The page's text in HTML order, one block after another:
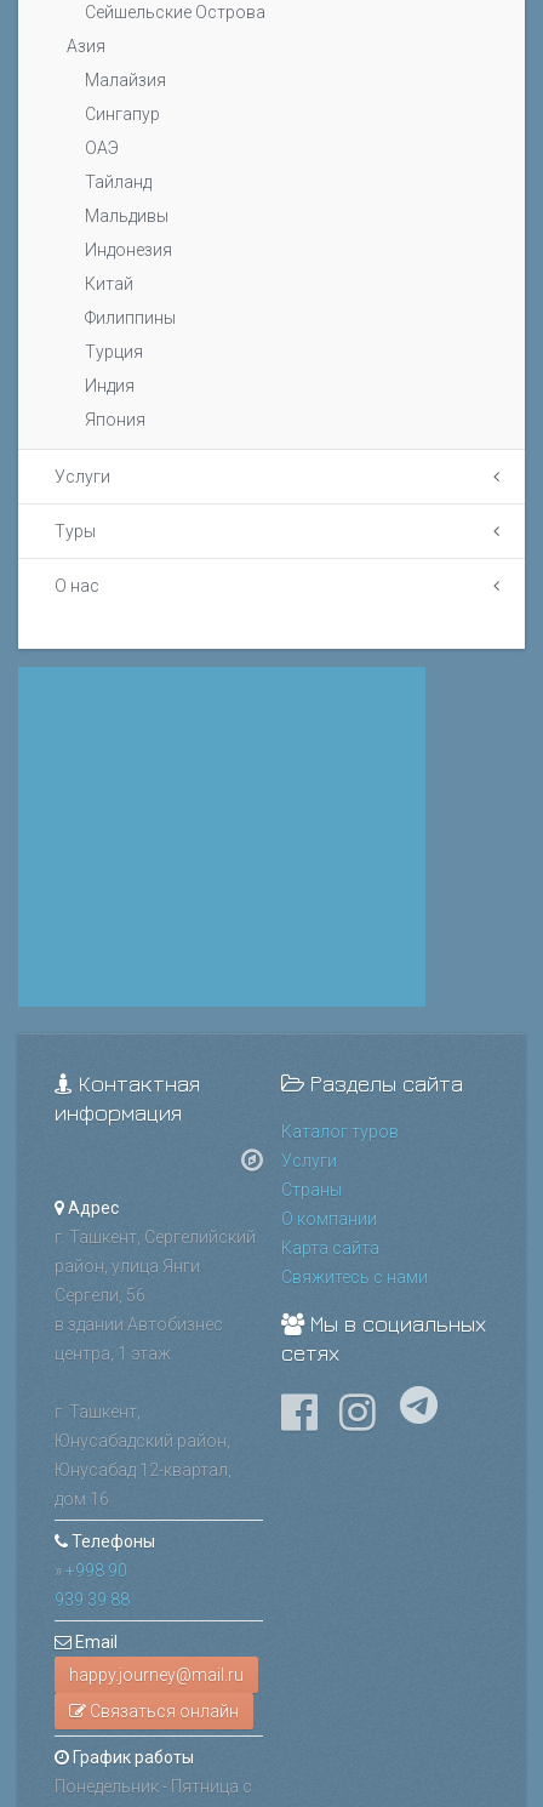
Сейшельские Острова
Азия
Малайзия
Сингапур
ОАЭ
Тайланд
Мальдивы
Индонезия
Китай
Филиппины
Турция
Индия
Япония
Услуги
Туры
О нас
Контактная
информация
Адрес
г. Ташкент, Сергелийский
район, улица Янги
Сергели, 56
в здании Автобизнес
центра, 1 этаж
г. Ташкент,
Юнусабадский район,
Юнусабад 12-квартал,
дом 16
Телефоны
»+998 90
939 39 88
Email
Связаться онлайн
График работы
Понедельник - Пятница с
Разделы сайта
Каталог туров
Услуги
Страны
О компании
Карта сайта
Свяжитесь с нами
Мы в социальных
сетях